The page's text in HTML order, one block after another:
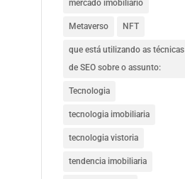
mercado imobiliário
Metaverso NFT
que está utilizando as técnicas
de SEO sobre o assunto:
Tecnologia
tecnologia imobiliaria
tecnologia vistoria
tendencia imobiliaria